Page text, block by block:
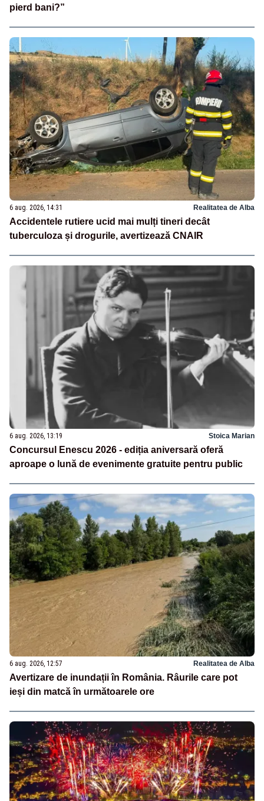
pierd bani?”
6 aug. 2026, 14:31 Realitatea de Alba
Accidentele rutiere ucid mai mulți tineri decât
tuberculoza și drogurile, avertizează CNAIR
6 aug. 2026, 13:19 Stoica Marian
Concursul Enescu 2026 - ediția aniversară oferă
aproape o lună de evenimente gratuite pentru public
6 aug. 2026, 12:57 Realitatea de Alba
Avertizare de inundații în România. Râurile care pot
ieși din matcă în următoarele ore